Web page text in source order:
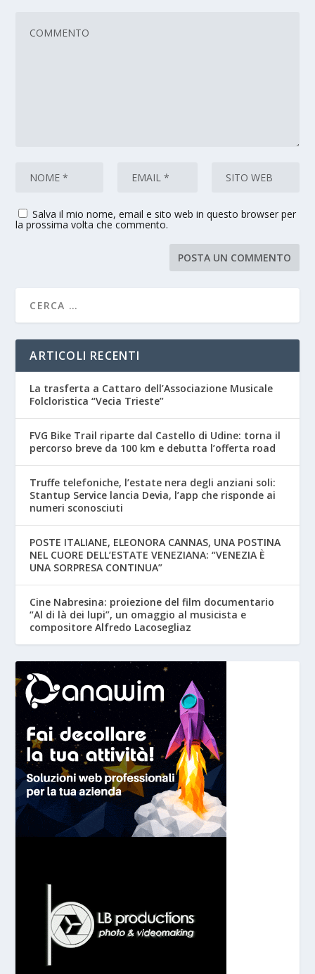
Salva il mio nome, email e sito web in questo browser per
la prossima volta che commento.
ARTICOLI RECENTI
La trasferta a Cattaro dell’Associazione Musicale
Folcloristica “Vecia Trieste”
FVG Bike Trail riparte dal Castello di Udine: torna il
percorso breve da 100 km e debutta l’offerta road
Truffe telefoniche, l’estate nera degli anziani soli:
Stantup Service lancia Devia, l’app che risponde ai
numeri sconosciuti
POSTE ITALIANE, ELEONORA CANNAS, UNA POSTINA
NEL CUORE DELL’ESTATE VENEZIANA: “VENEZIA È
UNA SORPRESA CONTINUA”
Cine Nabresina: proiezione del film documentario
“Al di là dei lupi”, un omaggio al musicista e
compositore Alfredo Lacosegliaz